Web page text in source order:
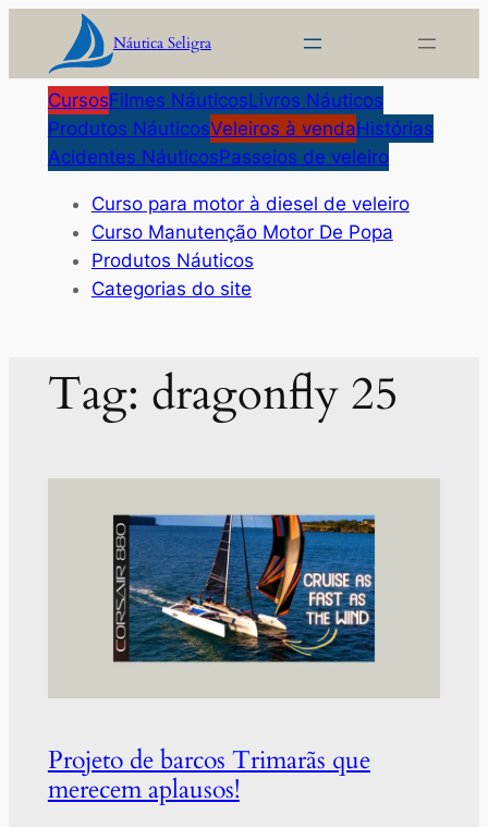
o
conteúdo
Náutica Seligra
CursosFilmes NáuticosLivros Náuticos
Produtos NáuticosVeleiros à vendaHistórias
Acidentes NáuticosPasseios de veleiro
Curso para motor à diesel de veleiro
Curso Manutenção Motor De Popa
Produtos Náuticos
Categorias do site
Tag: dragonfly 25
Projeto de barcos Trimarãs que
merecem aplausos!